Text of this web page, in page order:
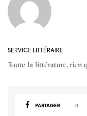
SERVICE LITTÉRAIRE
Toute la littérature, rien
PARTAGER 0